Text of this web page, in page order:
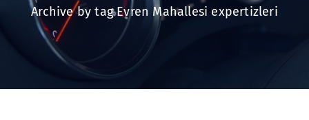
Archive by tag Evren Mahallesi expertizleri